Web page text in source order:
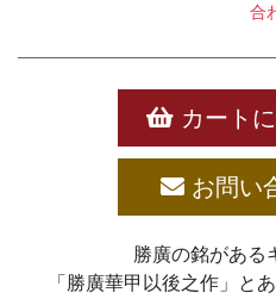
合
カート
お問い
勝廣の銘がある
「勝廣華甲以後之作」と